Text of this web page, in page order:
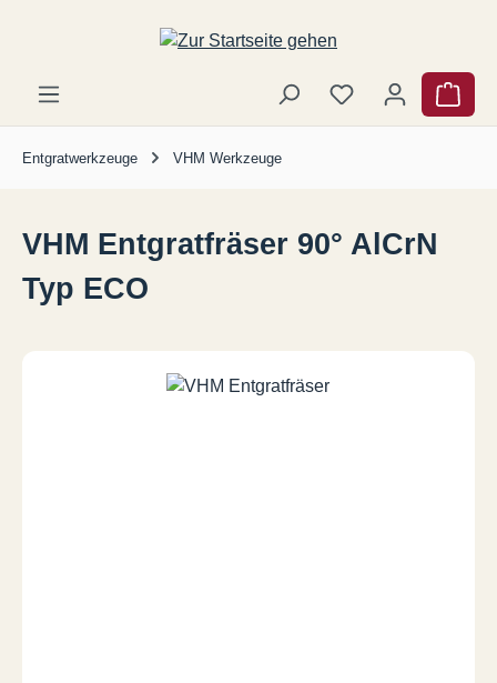
Zum Hauptinhalt springen
Entgratwerkzeuge VHM Werkzeuge
VHM Entgratfräser 90° AlCrN
Typ ECO